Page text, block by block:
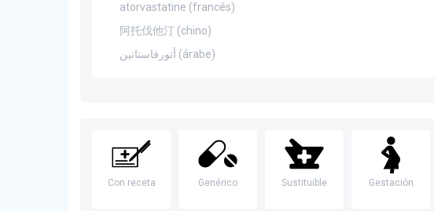
atorvastatine (francés)
阿托伐他汀 (chino)
أتورفاستاتين (árabe)
Con receta Genérico Sustituible Gestación